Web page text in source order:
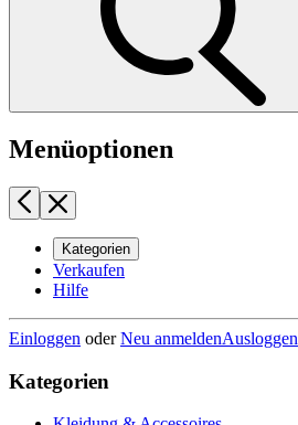
Menüoptionen
Kategorien
Verkaufen
Hilfe
Einloggen oderNeu anmeldenAusloggen
Kategorien